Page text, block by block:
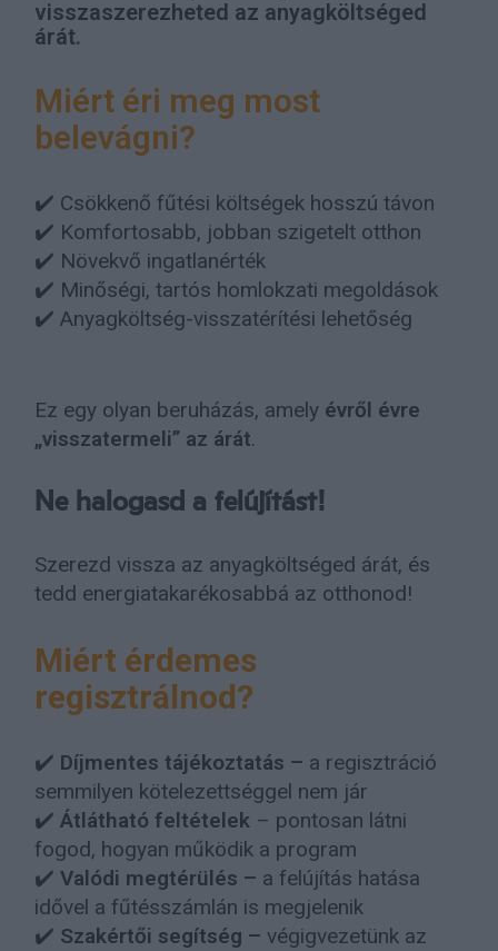
visszaszerezheted az anyagköltséged
árát.
Miért éri meg most
belevágni?
✔️ Csökkenő fűtési költségek hosszú távon
✔️ Komfortosabb, jobban szigetelt otthon
✔️ Növekvő ingatlanérték
✔️ Minőségi, tartós homlokzati megoldások
✔️ Anyagköltség-visszatérítési lehetőség
Ez egy olyan beruházás, amely évről évre
„visszatermeli” az árát.
Ne halogasd a felújítást!
Szerezd vissza az anyagköltséged árát, és
tedd energiatakarékosabbá az otthonod!
Miért érdemes
regisztrálnod?
✔️ Díjmentes tájékoztatás – a regisztráció
semmilyen kötelezettséggel nem jár
✔️Átlátható feltételek – pontosan látni
fogod, hogyan működik a program
✔️Valódi megtérülés – a felújítás hatása
idővel a fűtésszámlán is megjelenik
✔️ Szakértői segítség –végigvezetünk az